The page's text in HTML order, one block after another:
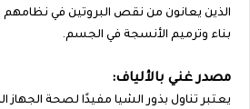
الذين يعانون من نقص البروتين في نظامهم
بناء وترميم الأنسجة في الجسم.
مصدر غني بالألياف:
يعتبر تناول بذور الشيا مفيدًا لصحة